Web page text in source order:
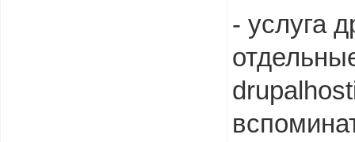
- услуга